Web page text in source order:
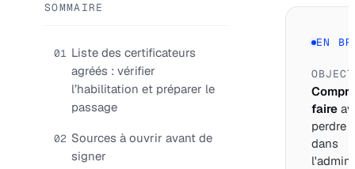
SOMMAIRE
01 Liste des certificateurs
agréés : vérifier
l’habilitation et préparer le
passage
02 Sources à ouvrir avant de
signer
EN
faire
perdre
dans